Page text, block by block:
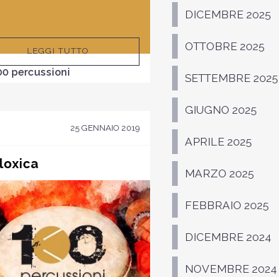
percussioni
LEGGI TUTTO
25 GENNAIO 2019
DICEMBRE 2025
OTTOBRE 2025
SETTEMBRE 2025
GIUGNO 2025
APRILE 2025
MARZO 2025
FEBBRAIO 2025
DICEMBRE 2024
NOVEMBRE 2024